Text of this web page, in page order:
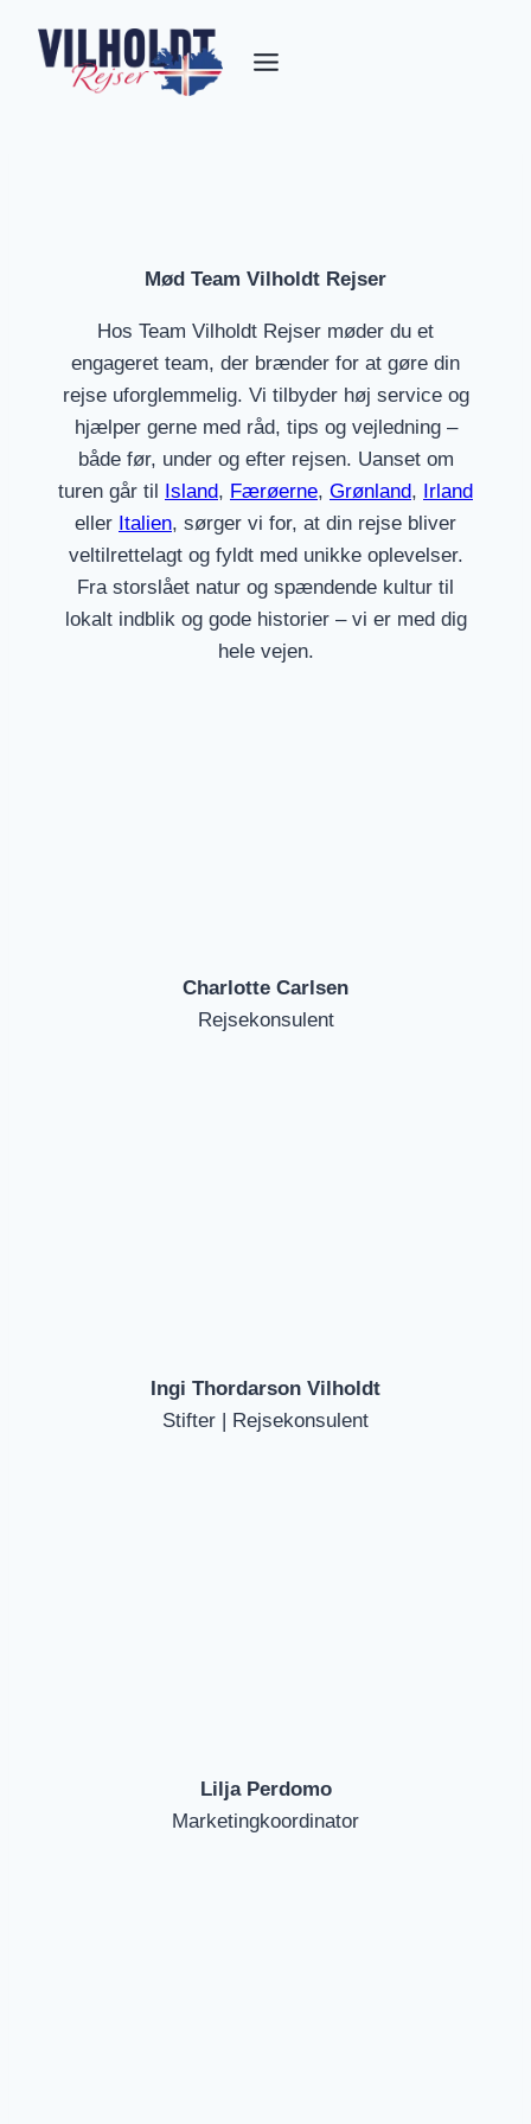
Fortsæt
Mød Team Vilholdt Rejser
Hos Team Vilholdt Rejser møder du et
engageret team, der brænder for at gøre din
rejse uforglemmelig. Vi tilbyder høj service og
hjælper gerne med råd, tips og vejledning –
både før, under og efter rejsen. Uanset om
turen går til
Island, Færøerne, Grønland,
Irland
eller Italien, sørger vi for, at din rejse bliver
veltilrettelagt og fyldt med unikke oplevelser.
Fra storslået natur og spændende kultur til
lokalt indblik og gode historier – vi er med dig
hele vejen.
Charlotte Carlsen
Rejsekonsulent
Ingi Thordarson Vilholdt
Stifter | Rejsekonsulent
Lilja Perdomo
Marketingkoordinator